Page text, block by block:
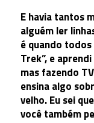
E havia tantos
alguém ler
é quando
Trek”, e
mas fazendo
ensina algo
velho. Eu sei
você também